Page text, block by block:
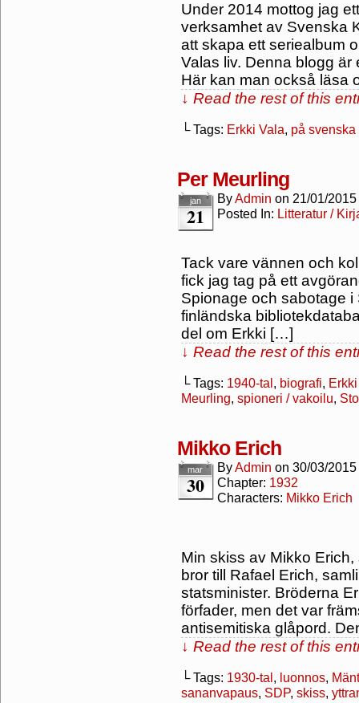
Under 2014 mottog jag
verksamhet av Svenska
att skapa ett seriealbum
Valas liv. Denna blogg
Här kan man också läsa
↓ Read the rest of this
└ Tags: Erkki Vala, på svenska
Per Meurling
jan
21
ByAdmin on 21/01/2015
Posted In: Litteratur /
Tack vare vännen och
fick jag tag på ett
Spionage och sabotage
finländska
del om Erkki […]
↓ Read the rest of this
└ Tags: 1940-tal, biografi,
Meurling, spioneri / vakoilu,
Mikko Erich
mar
30
ByAdmin on 30/03/2015
Chapter: 1932
Characters: Mikko Erich
Min skiss av Mikko
bror till Rafael Erich,
statsminister. Bröderna
förfader, men det var
antisemitiska glåpord.
↓ Read the rest of this
└ Tags: 1930-tal, luonnos,
sananvapaus, SDP, skiss,